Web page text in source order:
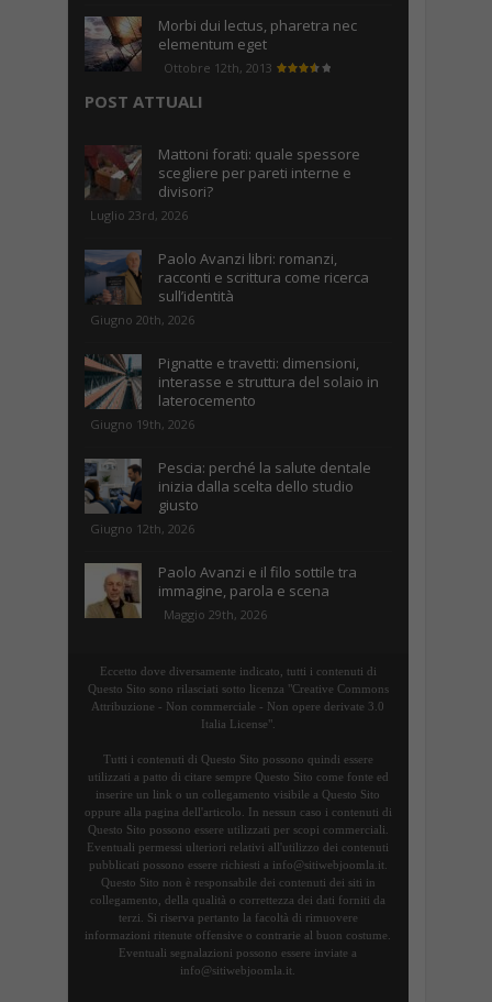
Morbi dui lectus, pharetra nec
elementum eget
Ottobre 12th, 2013
POST ATTUALI
Mattoni forati: quale spessore
scegliere per pareti interne e
divisori?
Luglio 23rd, 2026
Paolo Avanzi libri: romanzi,
racconti e scrittura come ricerca
sull’identità
Giugno 20th, 2026
Pignatte e travetti: dimensioni,
interasse e struttura del solaio in
laterocemento
Giugno 19th, 2026
Pescia: perché la salute dentale
inizia dalla scelta dello studio
giusto
Giugno 12th, 2026
Paolo Avanzi e il filo sottile tra
immagine, parola e scena
Maggio 29th, 2026
Eccetto dove diversamente indicato, tutti i contenuti di
Questo Sito sono rilasciati sotto licenza "Creative Commons
Attribuzione - Non commerciale - Non opere derivate 3.0
Italia License".
Tutti i contenuti di Questo Sito possono quindi essere
utilizzati a patto di citare sempre Questo Sito come fonte ed
inserire un link o un collegamento visibile a Questo Sito
oppure alla pagina dell'articolo. In nessun caso i contenuti di
Questo Sito possono essere utilizzati per scopi commerciali.
Eventuali permessi ulteriori relativi all'utilizzo dei contenuti
pubblicati possono essere richiesti a info@sitiwebjoomla.it.
Questo Sito non è responsabile dei contenuti dei siti in
collegamento, della qualità o correttezza dei dati forniti da
terzi. Si riserva pertanto la facoltà di rimuovere
informazioni ritenute offensive o contrarie al buon costume.
Eventuali segnalazioni possono essere inviate a
info@sitiwebjoomla.it.